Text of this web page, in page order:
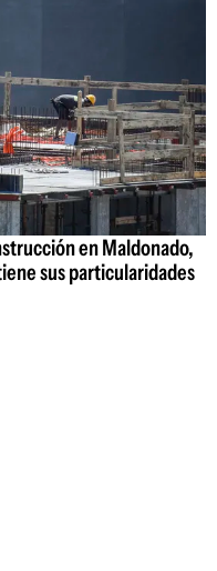
en Maldonado,
sus particularidades